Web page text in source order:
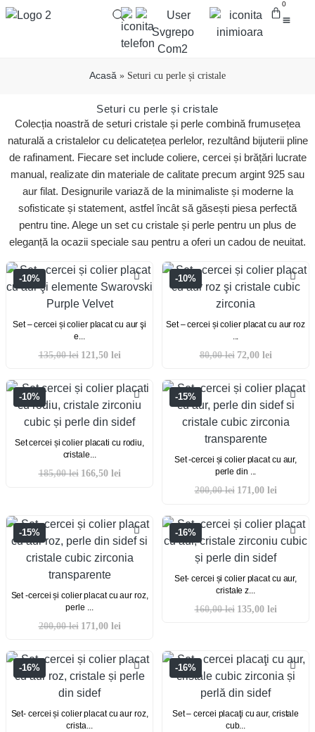
0
Acasă » Seturi cu perle și cristale
Seturi cu perle și cristale
Colecția noastră de seturi cristale și perle combină frumusețea
naturală a cristalelor cu delicatețea perlelor, rezultând bijuterii pline
de rafinament. Fiecare set include coliere, cercei și brățări lucrate
manual, realizate din materiale de calitate precum argint 925 sau
aur filat. Designurile variază de la minimaliste și moderne la
sofisticate și statement, astfel încât să găsești piesa perfectă
pentru tine. Alege un set cu cristale și perle pentru un plus de
eleganță la ocazii speciale sau pentru a oferi un cadou de neuitat.
-10%
Set – cercei și colier placat cu aur şi
e...
135,00lei 121,50 lei
-10%
Set – cercei și colier placat cu aur roz
80,00lei 72,00 lei
-10%
Set cercei și colier placati cu rodiu,
cristale...
185,00lei 166,50 lei
-15%
Set -cercei și colier placat cu aur,
perle din ...
200,00lei 171,00 lei
-15%
Set -cercei și colier placat cu aur roz,
perle ...
200,00lei 171,00 lei
-16%
Set- cercei și colier placat cu aur,
cristale z...
160,00lei 135,00 lei
-16%
Set- cercei și colier placat cu aur roz,
crista...
-16%
Set – cercei placaţi cu aur, cristale
cub...